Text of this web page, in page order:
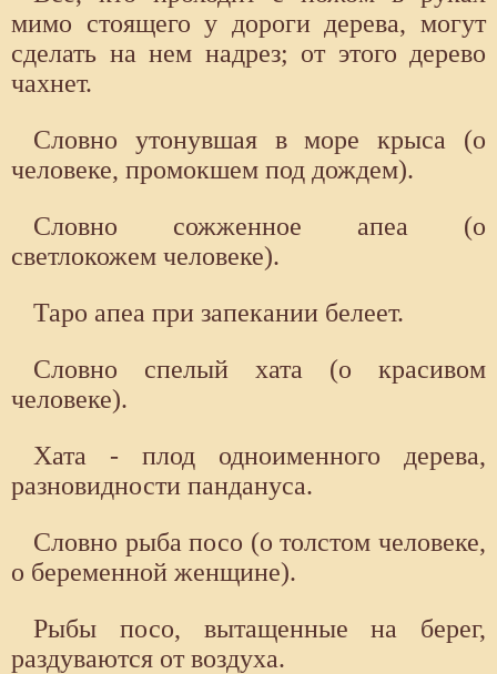
мимо стоящего у дороги дерева, могут
сделать на нем надрез; от этого дерево
чахнет.
Словно утонувшая в море крыса (о
человеке, промокшем под дождем).
Словно сожженное апеа (о
светлокожем человеке).
Таро апеа при запекании белеет.
Словно спелый хата (о красивом
человеке).
Хата - плод одноименного дерева,
разновидности пандануса.
Словно рыба посо (о толстом человеке,
о беременной женщине).
Рыбы посо, вытащенные на берег,
раздуваются от воздуха.